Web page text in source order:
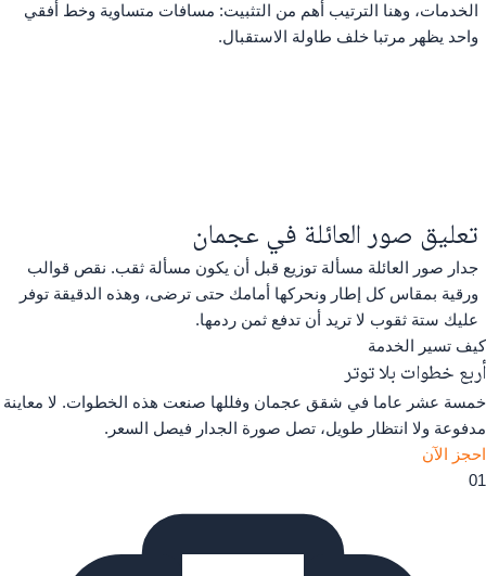
الخدمات، وهنا الترتيب أهم من التثبيت: مسافات متساوية وخط أفقي
واحد يظهر مرتبا خلف طاولة الاستقبال.
تعليق صور العائلة في عجمان
جدار صور العائلة مسألة توزيع قبل أن يكون مسألة ثقب. نقص قوالب
ورقية بمقاس كل إطار ونحركها أمامك حتى ترضى، وهذه الدقيقة توفر
عليك ستة ثقوب لا تريد أن تدفع ثمن ردمها.
كيف تسير الخدمة
أربع خطوات بلا توتر
خمسة عشر عاما في شقق عجمان وفللها صنعت هذه الخطوات. لا معاينة
مدفوعة ولا انتظار طويل، تصل صورة الجدار فيصل السعر.
احجز الآن
01